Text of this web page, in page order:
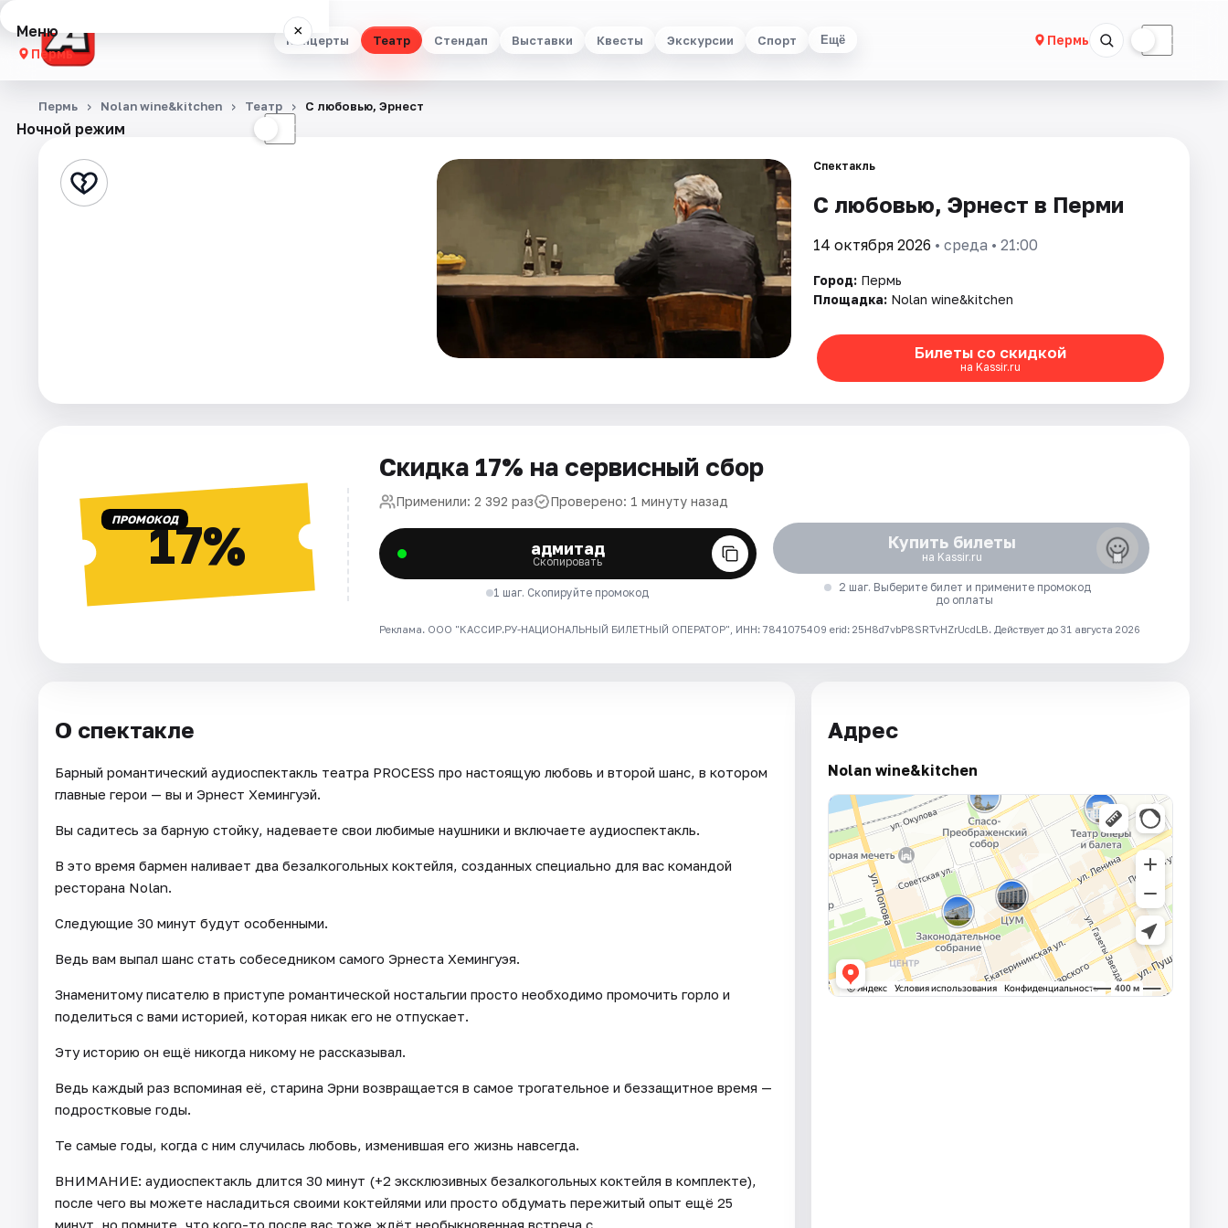
Концерты Театр Стендап Выставки Квесты Экскурсии Спорт Ещё Пермь ☾
Меню ×
Пермь
Концерты
Стендап
Площадки
Рейтинги
Ночной режим ☾
Пермь Nolan wine&kitchen Театр С любовью, Эрнест
Спектакль
С любовью, Эрнест в Перми
14 октября 2026 • среда • 21:00
Город: Пермь
Площадка: Nolan wine&kitchen
Билеты со скидкой
на Kassir.ru
ПРОМОКОД17%
Скидка 17% на сервисный сбор
Применили: 2 392 раз Проверено: 1 минуту назад
адмитад
Скопировать
1 шаг. Скопируйте промокод
Купить билеты
на Kassir.ru
2 шаг. Выберите билет и примените промокод
до оплаты
Реклама. ООО "КАССИР.РУ-НАЦИОНАЛЬНЫЙ БИЛЕТНЫЙ ОПЕРАТОР", ИНН: 7841075409 erid: 25H8d7vbP8SRTvHZrUcdLB. Действует до 31 августа 2026
О спектакле
Барный романтический аудиоспектакль театра PROCESS про настоящую любовь и второй шанс, в котором
главные герои — вы и Эрнест Хемингуэй.
Вы садитесь за барную стойку, надеваете свои любимые наушники и включаете аудиоспектакль.
В это время бармен наливает два безалкогольных коктейля, созданных специально для вас командой
ресторана Nolan.
Следующие 30 минут будут особенными.
Ведь вам выпал шанс стать собеседником самого Эрнеста Хемингуэя.
Знаменитому писателю в приступе романтической ностальгии просто необходимо промочить горло и
поделиться с вами историей, которая никак его не отпускает.
Эту историю он ещё никогда никому не рассказывал.
Ведь каждый раз вспоминая её, старина Эрни возвращается в самое трогательное и беззащитное время —
подростковые годы.
Те самые годы, когда с ним случилась любовь, изменившая его жизнь навсегда.
ВНИМАНИЕ: аудиоспектакль длится 30 минут (+2 эксклюзивных безалкогольных коктейля в комплекте),
после чего вы можете насладиться своими коктейлями или просто обдумать пережитый опыт ещё 25
минут, но помните, что кого-то после вас тоже ждёт необыкновенная встреча с
Адрес
Nolan wine&kitchen